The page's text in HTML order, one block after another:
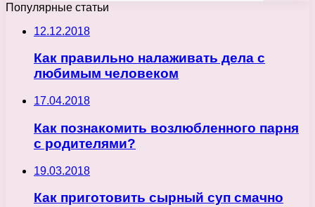
Популярные статьи
12.12.2018
Как правильно налаживать дела с
любимым человеком
17.04.2018
Как познакомить возлюбленного парня
с родителями?
19.03.2018
Как приготовить сырный суп смачно